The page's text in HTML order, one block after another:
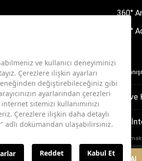
360°
360°
Kişisel Verilerin Korunması Üyelik ve
© 2026
Bu site reCAPTCHA tarafından
Randevu Al